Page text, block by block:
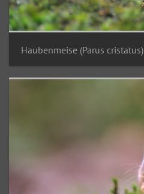
Haubenmeise (Parus cristatus)